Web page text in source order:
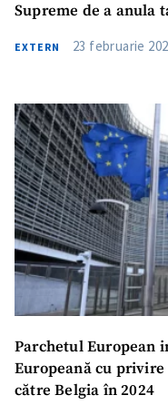
Supreme de a anula
EXTERN 23 februarie
Parchetul European
Europeană cu
către Belgia în 2024